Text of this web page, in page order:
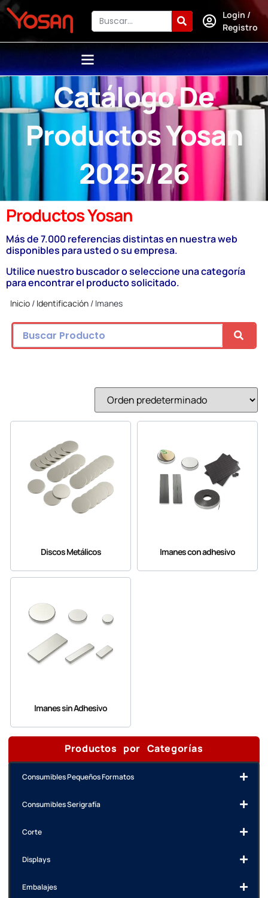
Login /
Registro
Catálogo De
Productos Yosan
2025/26
Productos Yosan
Más de 7.000 referencias distintas en nuestra web
disponibles para usted o su empresa.
Utilice nuestro buscador o seleccione una categoría
para encontrar el producto solicitado.
Productos por Categorías
Consumibles Pequeños Formatos
Consumibles Serigrafía
Corte
Displays
Embalajes
Inicio / Identificación / Imanes
Discos Metálicos Imanes con adhesivo
Imanes sin Adhesivo